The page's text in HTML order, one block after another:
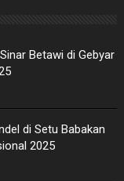
Betawi di Gebyar
di Setu Babakan
2025